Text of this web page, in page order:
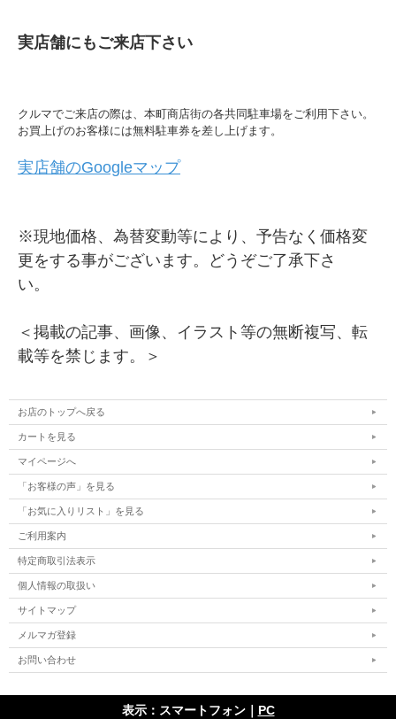
実店舗にもご来店下さい
クルマでご来店の際は、本町商店街の各共同駐車場をご利用下さい。
お買上げのお客様には無料駐車券を差し上げます。
実店舗のGoogleマップ
※現地価格、為替変動等により、予告なく価格変
更をする事がございます。どうぞご了承下さ
い。
＜掲載の記事、画像、イラスト等の無断複写、転
載等を禁じます。＞
お店のトップへ戻る
カートを見る
マイページへ
「お客様の声」を見る
「お気に入りリスト」を見る
ご利用案内
特定商取引法表示
個人情報の取扱い
サイトマップ
メルマガ登録
お問い合わせ
表示：スマートフォン｜ PC